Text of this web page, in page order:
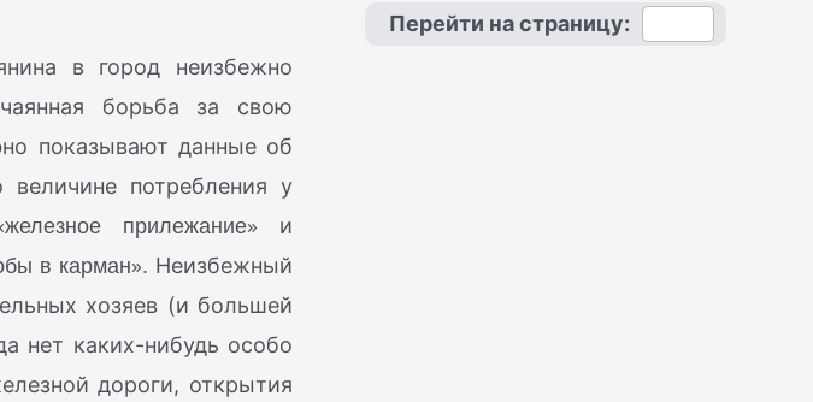
в город неизбежно
борьба за свою
показывают данные об
величине потребления у
прилежание» и
в карман». Неизбежный
хозяев (и большей
нет каких-нибудь особо
дороги, открытия
Перейти на страницу: